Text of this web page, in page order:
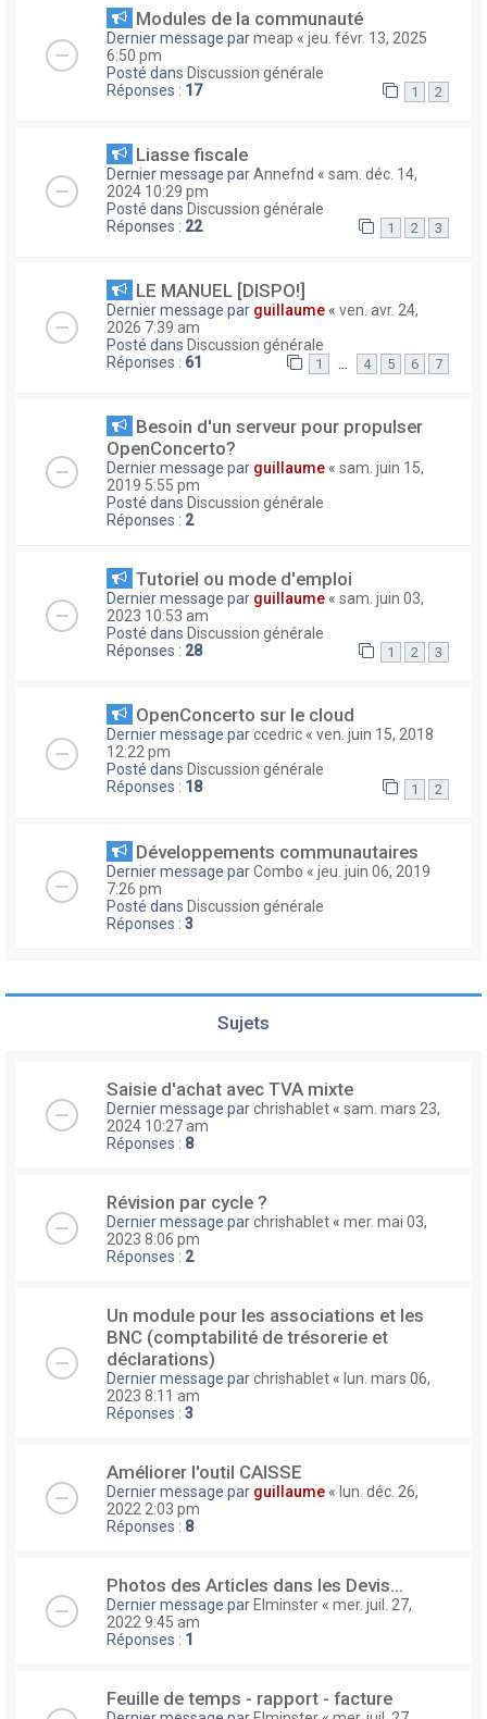
Modules de la communauté
Dernier message parmeap « jeu. févr. 13, 2025
6:50 pm
Posté dans Discussion générale
Réponses : 17 1 2
Liasse fiscale
Dernier message parAnnefnd « sam. déc. 14,
2024 10:29 pm
Posté dans Discussion générale
Réponses : 22 1 2 3
LE MANUEL [DISPO!]
Dernier message par guillaume « ven. avr. 24,
2026 7:39 am
Posté dans Discussion générale
Réponses : 61 1 … 4 5 6 7
Besoin d'un serveur pour propulser
OpenConcerto?
Dernier message par guillaume « sam. juin 15,
2019 5:55 pm
Posté dans Discussion générale
Réponses : 2
Tutoriel ou mode d'emploi
Dernier message par guillaume « sam. juin 03,
2023 10:53 am
Posté dans Discussion générale
Réponses : 28 1 2 3
OpenConcerto sur le cloud
Dernier message parccedric « ven. juin 15, 2018
12:22 pm
Posté dans Discussion générale
Réponses : 18 1 2
Développements communautaires
Dernier message parCombo « jeu. juin 06, 2019
7:26 pm
Posté dans Discussion générale
Réponses : 3
Sujets
Saisie d'achat avec TVA mixte
Dernier message parchrishablet « sam. mars 23,
2024 10:27 am
Réponses : 8
Révision par cycle ?
Dernier message parchrishablet « mer. mai 03,
2023 8:06 pm
Réponses : 2
Un module pour les associations et les
BNC (comptabilité de trésorerie et
déclarations)
Dernier message parchrishablet « lun. mars 06,
2023 8:11 am
Réponses : 3
Améliorer l'outil CAISSE
Dernier message par guillaume « lun. déc. 26,
2022 2:03 pm
Réponses : 8
Photos des Articles dans les Devis...
Dernier message parElminster « mer. juil. 27,
2022 9:45 am
Réponses : 1
Feuille de temps - rapport - facture